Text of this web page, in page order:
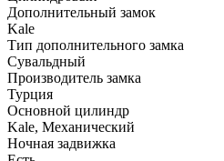
Дополнительный замок
Kale
Тип дополнительного замка
Сувальдный
Производитель замка
Турция
Основной цилиндр
Kale, Механический
Ночная задвижка